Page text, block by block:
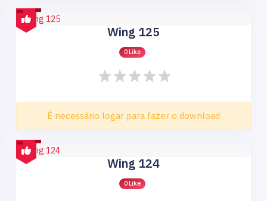
Wing 125
0 Like
É necessário logar para fazer o download
Wing 124
0 Like